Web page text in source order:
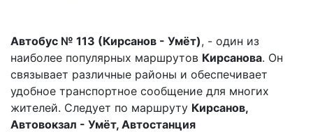
Автобус № 113 (Кирсанов - Умёт), - один из
наиболее популярных маршрутов Кирсанова. Он
связывает различные районы и обеспечивает
удобное транспортное сообщение для многих
жителей. Следует по маршруту Кирсанов,
Автовокзал - Умёт, Автостанция